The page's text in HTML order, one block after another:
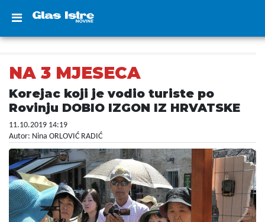
NA 3 MJESECA
Korejac koji je vodio turiste po
Rovinju DOBIO IZGON IZ HRVATSKE
11.10.2019 14:19
Autor: Nina ORLOVIĆ RADIĆ